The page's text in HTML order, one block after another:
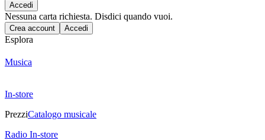
Accedi
Nessuna carta richiesta. Disdici quando vuoi.
Crea account Accedi
Esplora
Musica
In-store
PrezziCatalogo musicale
Radio In-store